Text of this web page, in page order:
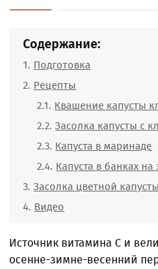
Содержание:
Подготовка
Рецепты
Квашение капусты
Засолка капусты с
Капуста в маринаде
Капуста в банках
Засолка цветной капусты
Видео
Источник витамина С и
осенне-зимне-весенний